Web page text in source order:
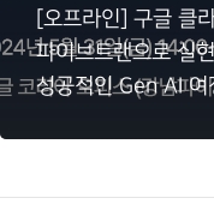
[오프라인] 구글 클
파이브트랜으로 실
성공적인 Gen AI 여